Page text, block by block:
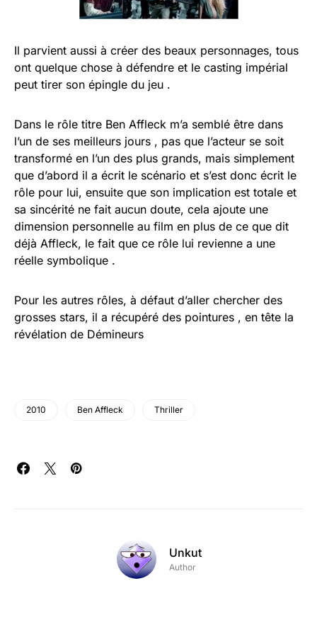
Il parvient aussi à créer des beaux personnages, tous
ont quelque chose à défendre et le casting impérial
peut tirer son épingle du jeu .
Dans le rôle titre Ben Affleck m’a semblé être dans
l’un de ses meilleurs jours , pas que l’acteur se soit
transformé en l’un des plus grands, mais simplement
que d’abord il a écrit le scénario et s’est donc écrit le
rôle pour lui, ensuite que son implication est totale et
sa sincérité ne fait aucun doute, cela ajoute une
dimension personnelle au film en plus de ce que dit
déjà Affleck, le fait que ce rôle lui revienne a une
réelle symbolique .
Pour les autres rôles, à défaut d’aller chercher des
grosses stars, il a récupéré des pointures , en tête la
révélation de Démineurs
2010 Ben Affleck Thriller
Unkut
Author